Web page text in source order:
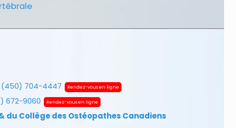
(450) 704-4447 Rendez-vous en ligne
672-9060 Rendez-vous en ligne
du Collège des Ostéopathes Canadiens